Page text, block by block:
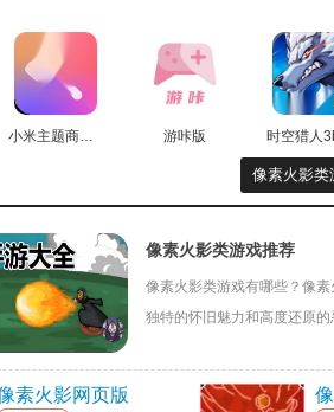
就是再找到那么一群伙伴去起伏不定
不会翻车，由于四驱车的底盘和稳定
减少摩擦，空气动力可以在一定程度
的时间内完成赛道的挑战，以最快的速
家的驾驶技术和速度控制能力要求较
家根据赛车的特点和自己的驾驶需求进
点评
小米主题商店国际版 游咔版
像素火影类
像素火影类游戏推荐
像素火影类游戏有哪些？像
独特的怀旧魅力和高度还原
素火影网页版